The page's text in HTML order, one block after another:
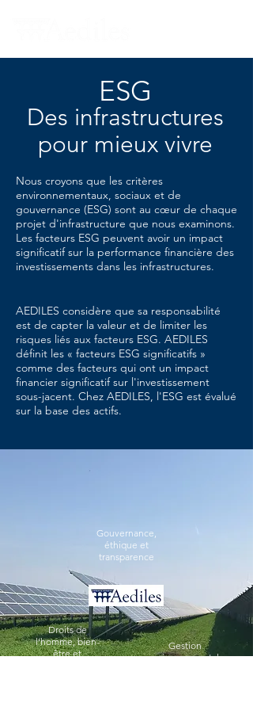
ESG
Des infrastructures
pour mieux vivre
Nous croyons que les critères
environnementaux, sociaux et de
gouvernance (ESG) sont au cœur de chaque
projet d'infrastructure que nous examinons.
Les facteurs ESG peuvent avoir un impact
significatif sur la performance financière des
investissements dans les infrastructures.
AEDILES considère que sa responsabilité
est de capter la valeur et de limiter les
risques liés aux facteurs ESG. AEDILES
définit les « facteurs ESG significatifs »
comme des facteurs qui ont un impact
financier significatif sur l'investissement
sous-jacent. Chez AEDILES, l'ESG est évalué
sur la base des actifs.
Gouvernance,
éthique et
transparence
Droits de
l'homme, bien-
être et
Gestion
environnementale